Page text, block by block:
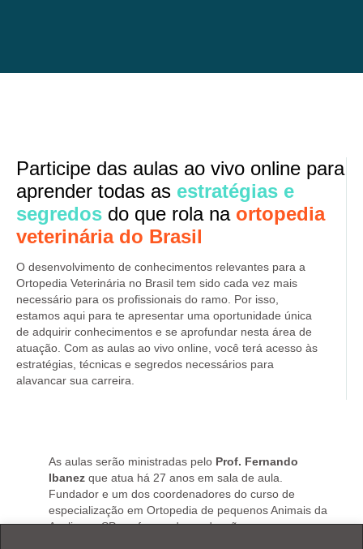
Participe das aulas ao vivo online para
aprender todas as estratégias e
segredos do que rola na ortopedia
veterinária do Brasil
O desenvolvimento de conhecimentos relevantes para a
Ortopedia Veterinária no Brasil tem sido cada vez mais
necessário para os profissionais do ramo. Por isso,
estamos aqui para te apresentar uma oportunidade única
de adquirir conhecimentos e se aprofundar nesta área de
atuação. Com as aulas ao vivo online, você terá acesso às
estratégias, técnicas e segredos necessários para
alavancar sua carreira.
As aulas serão ministradas pelo Prof. Fernando
Ibanez que atua há 27 anos em sala de aula.
Fundador e um dos coordenadores do curso de
especialização em Ortopedia de pequenos Animais da
Anclivepa SP, professor da graduação na mesma